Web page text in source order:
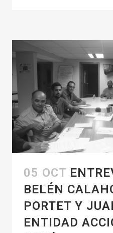
05 OCT
BELÉN
PORTET Y
ENTIDAD